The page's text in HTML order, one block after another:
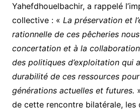
Yahefdhouelbachir, a rappelé
collective : « La préservation et
rationnelle de ces pêcheries
concertation et à la
des politiques d’exploitation qui
durabilité de ces ressources
générations actuelles et futures.
de cette rencontre bilatérale, les